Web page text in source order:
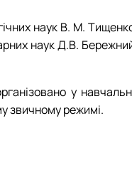
наук В. М.
наук Д.В.
у
звичному режимі.